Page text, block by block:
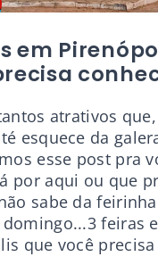
em
atrativos que,
esquece da
esse post pra
por aqui ou que
sabe da
feiras
que você